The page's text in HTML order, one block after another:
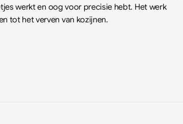
werkt en oog voor precisie hebt. Het werk
tot het verven van kozijnen.